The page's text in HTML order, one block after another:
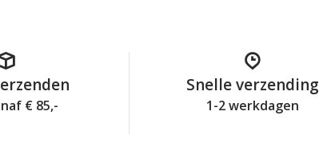
€ 85,-
Snelle verzending
1-2 werkdagen